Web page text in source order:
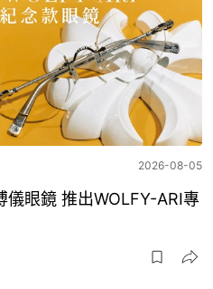
2026-08-05
儀眼鏡 推出WOLFY-ARI專